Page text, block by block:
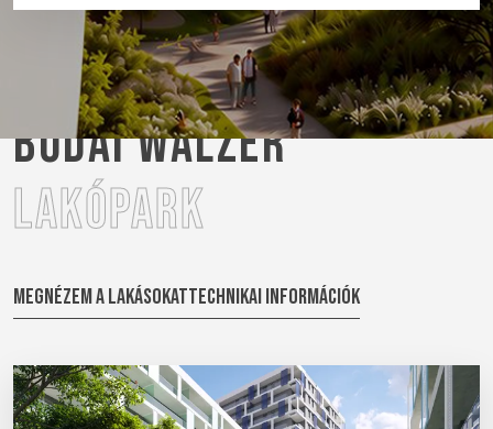
BUDAI WALZER
LAKÓPARK
MEGNÉZEM A LAKÁSOKATTECHNIKAI INFORMÁCIÓK